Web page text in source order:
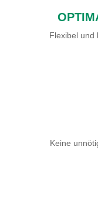
Flexibel und
Keine